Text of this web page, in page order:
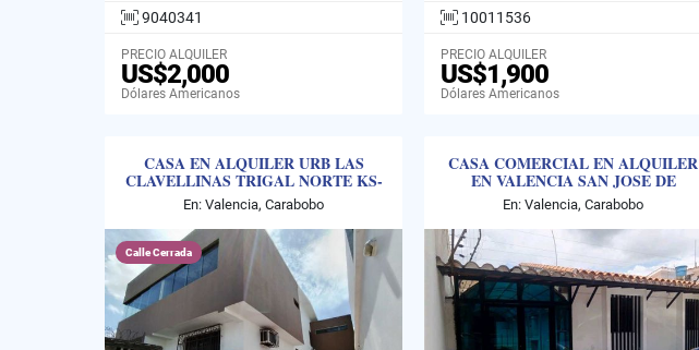
9040341
PRECIO ALQUILER
US$2,000
Dólares Americanos
10011536
PRECIO ALQUILER
US$1,900
Dólares Americanos
CASA EN ALQUILER URB LAS
CLAVELLINAS TRIGAL NORTE KS-
10254667
En: Valencia, Carabobo
Calle Cerrada
CASA COMERCIAL EN ALQUILER
EN VALENCIA SAN JOSE DE
TARBES MVM-9522890
En: Valencia, Carabobo